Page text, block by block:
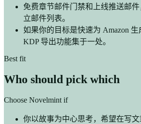
免费章节邮件门禁和上线推送邮
立邮件列表。
如果你的目标是快速为 Amazon
KDP 导出功能集于一处。
Best fit
Who should pick which
Choose Novelmint if
你以故事为中心思考，希望在写